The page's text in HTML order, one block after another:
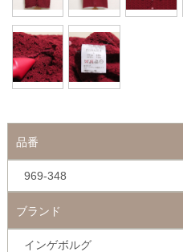
品番
969-348
ブランド
インゲボルグ